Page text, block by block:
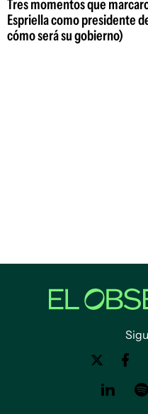
Tres momentos que
Espriella como presidente
cómo será su gobierno)